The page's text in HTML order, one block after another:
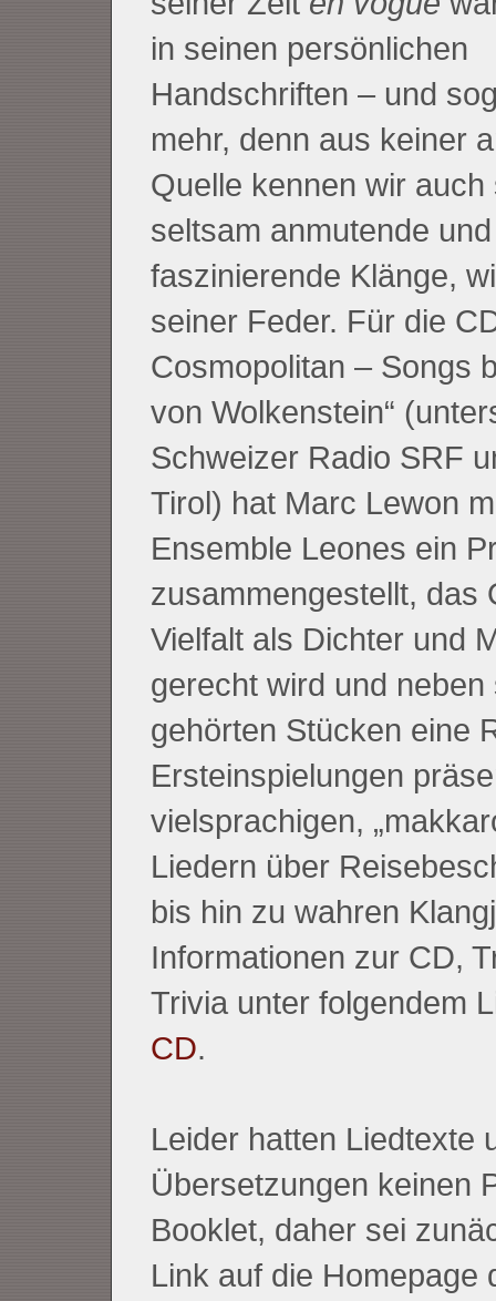
in seinen persönlichen
Handschriften – und
mehr, denn aus keiner
Quelle kennen wir auch
seltsam anmutende
faszinierende Klänge,
seiner Feder. Für die
Cosmopolitan – Songs
von Wolkenstein“
Schweizer Radio SRF
Tirol) hat Marc Lewon
Ensemble Leones ein
zusammengestellt, das
Vielfalt als Dichter und
gerecht wird und neben
gehörten Stücken eine
Ersteinspielungen
vielsprachigen,
Liedern über
bis hin zu wahren
Informationen zur CD,
Trivia unter folgendem
CD.
Leider hatten Liedtexte
Übersetzungen keinen
Booklet, daher sei
Link auf die Homepage